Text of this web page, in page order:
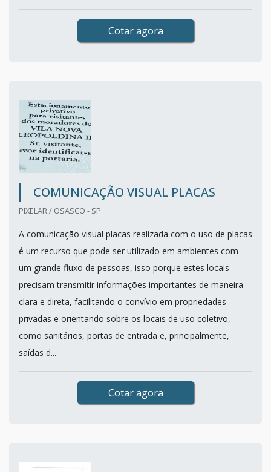
Cotar agora
COMUNICAÇÃO VISUAL PLACAS
PIXELAR / OSASCO - SP
A comunicação visual placas realizada com o uso de placas
é um recurso que pode ser utilizado em ambientes com
um grande fluxo de pessoas, isso porque estes locais
precisam transmitir informações importantes de maneira
clara e direta, facilitando o convívio em propriedades
privadas e orientando sobre os locais de uso coletivo,
como sanitários, portas de entrada e, principalmente,
saídas d...
Cotar agora